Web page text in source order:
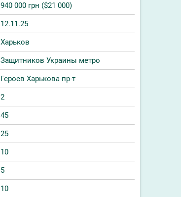
940 000 грн ($21 000)
12.11.25
Харьков
Защитников Украины метро
Героев Харькова пр-т
2
45
25
10
5
10